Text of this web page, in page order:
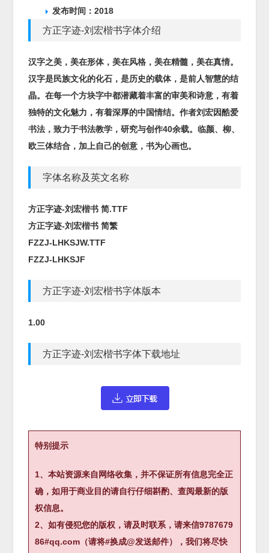
发布时间：2018
方正字迹-刘宏楷书字体介绍
汉字之美，美在形体，美在风格，美在精髓，美在真情。
汉字是民族文化的化石，是历史的载体，是前人智慧的结
晶。在每一个方块字中都潜藏着丰富的审美和诗意，有着
独特的文化魅力，有着深厚的中国情结。作者刘宏因酷爱
书法，致力于书法教学，研究与创作40余载。临颜、柳、
欧三体结合，加上自己的创意，书为心画也。
字体名称及英文名称
方正字迹-刘宏楷书 简.TTF
方正字迹-刘宏楷书 简繁
FZZJ-LHKSJW.TTF
FZZJ-LHKSJF
方正字迹-刘宏楷书字体版本
1.00
方正字迹-刘宏楷书字体下载地址
特别提示
1、本站资源来自网络收集，并不保证所有信息完全正
确，如用于商业目的请自行仔细斟酌、查阅最新的版
权信息。
2、如有侵犯您的版权，请及时联系，请来信9787679
86#qq.com（请将#换成@发送邮件），我们将尽快